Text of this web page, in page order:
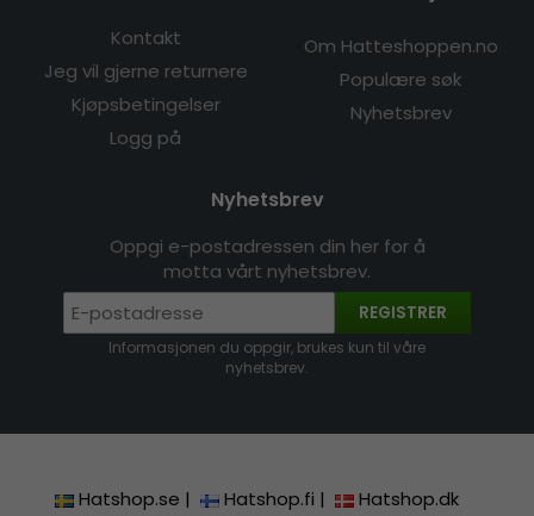
Kontakt
Jeg vil gjerne returnere
Kjøpsbetingelser
Logg på
Om Hatteshoppen.no
Populære søk
Nyhetsbrev
Nyhetsbrev
Oppgi e-postadressen din her for å
motta vårt nyhetsbrev.
REGISTRER
Informasjonen du oppgir, brukes kun til våre
nyhetsbrev.
Hatshop.se | Hatshop.fi |
Hatshop.dk